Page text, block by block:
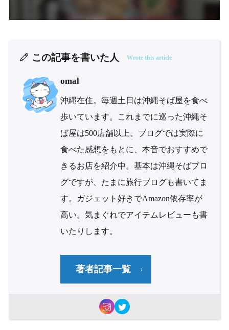
この記事を書いた人 Wrote this article
omal
沖縄在住。毎週土日は沖縄そば屋を食べ
歩いています。これまでに巡った沖縄そ
ば屋は500店舗以上。ブログでは実際に
食べた感想をもとに、本音でおすすめで
きるお店を紹介中。基本は沖縄そばブロ
グですが、たまに旅行ブログも書いてま
す。ガジェット好きでAmazon依存率が
高い。気まぐれでアイテムレビューも書
いたりします。
著者記事一覧